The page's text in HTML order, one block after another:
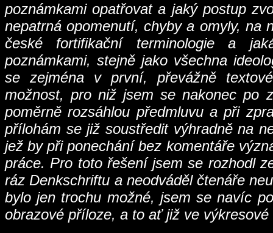
poznámkami opatřovat a jaký postup
nepatrná opomenutí, chyby a omyly, na
české fortifikační terminologie a
poznámkami, stejně jako všechna
se zejména v první, převážně
možnost, pro niž jsem se nakonec po
poměrně rozsáhlou předmluvu a při
přílohám se již soustředit výhradně na
jež by při ponechání bez komentáře
práce. Pro toto řešení jsem se rozhodl
ráz Denkschriftu a neodváděl čtenáře
bylo jen trochu možné, jsem se navíc
obrazové příloze, a to ať již ve